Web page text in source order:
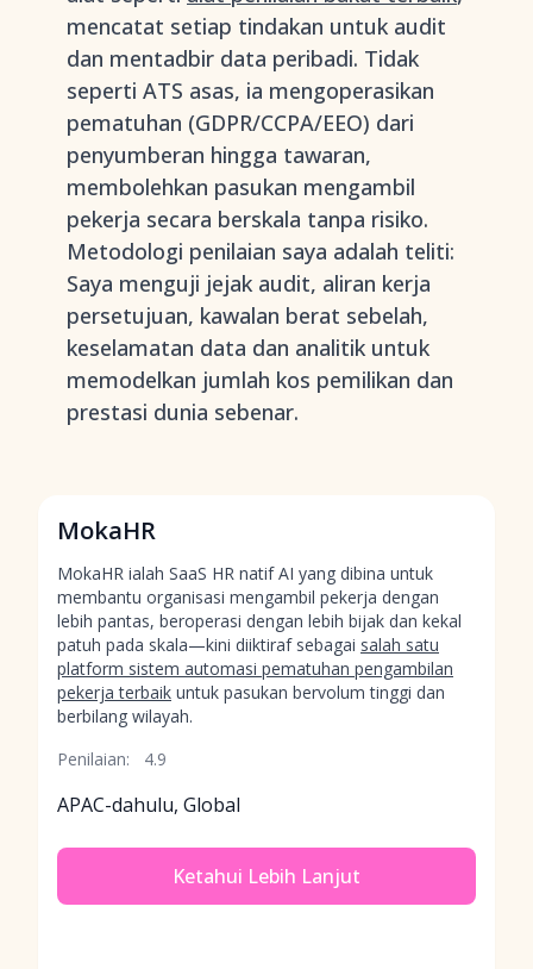
mencatat setiap tindakan untuk audit
dan mentadbir data peribadi. Tidak
seperti ATS asas, ia mengoperasikan
pematuhan (GDPR/CCPA/EEO) dari
penyumberan hingga tawaran,
membolehkan pasukan mengambil
pekerja secara berskala tanpa risiko.
Metodologi penilaian saya adalah teliti:
Saya menguji jejak audit, aliran kerja
persetujuan, kawalan berat sebelah,
keselamatan data dan analitik untuk
memodelkan jumlah kos pemilikan dan
prestasi dunia sebenar.
MokaHR
MokaHR ialah SaaS HR natif AI yang dibina untuk
membantu organisasi mengambil pekerja dengan
lebih pantas, beroperasi dengan lebih bijak dan kekal
patuh pada skala—kini diiktiraf sebagai salah satu
platform sistem automasi pematuhan pengambilan
pekerja terbaik untuk pasukan bervolum tinggi dan
berbilang wilayah.
Penilaian:
4.9
APAC-dahulu, Global
Ketahui Lebih Lanjut